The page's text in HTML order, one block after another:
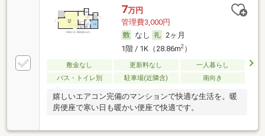
7万円
管理費3,000円
なし
2ヶ月
1階 / 1K（28.86m2）
敷金なし 更新料なし
一人暮らし
バス・トイレ別
駐車場(近隣含) 南向き
嬉しいエアコン完備のマンションで快適な生活を。暖
房便座で寒い日も暖かい便座で快適です。